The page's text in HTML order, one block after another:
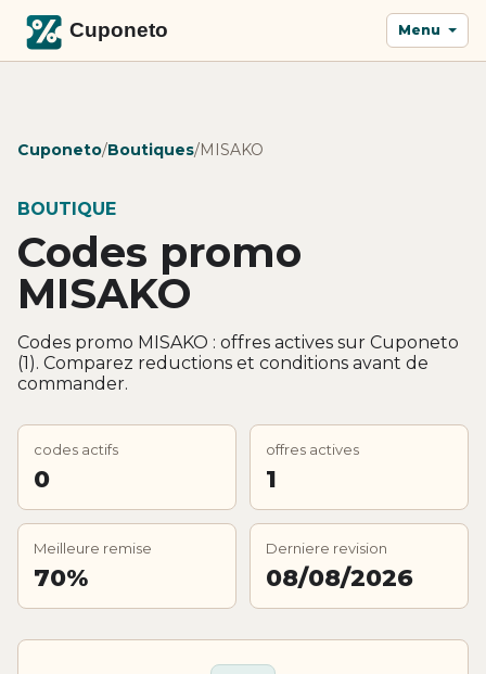
Menu
Cuponeto/Boutiques/MISAKO
BOUTIQUE
Codes promo
MISAKO
Codes promo MISAKO : offres actives sur Cuponeto
(1). Comparez reductions et conditions avant de
commander.
codes actifs
0
offres actives
1
Meilleure remise
70%
Derniere revision
08/08/2026